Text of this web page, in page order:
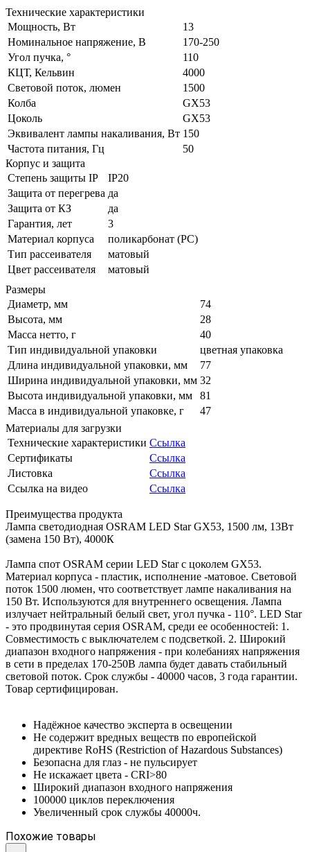
Технические характеристики
Мощность, Вт
13
Номинальное напряжение, В
170-250
Угол пучка, °
110
КЦТ, Кельвин
4000
Световой поток, люмен
1500
Колба
GX53
Цоколь
GX53
Эквивалент лампы накаливания, Вт 150
Частота питания, Гц
50
Корпус и защита
Степень защиты IP
IP20
Защита от перегрева да
Защита от КЗ
да
Гарантия, лет
3
Материал корпуса
поликарбонат (PC)
Тип рассеивателя
матовый
Цвет рассеивателя
матовый
Размеры
Диаметр, мм
74
Высота, мм
28
Масса нетто, г
40
Тип индивидуальной упаковки
цветная упаковка
Длина индивидуальной упаковки, мм
77
Ширина индивидуальной упаковки, мм 32
Высота индивидуальной упаковки, мм
81
Масса в индивидуальной упаковке, г
47
Материалы для загрузки
Технические характеристики Ссылка
Сертификаты
Ссылка
Листовка
Ссылка
Ссылка на видео
Ссылка
Преимущества продукта
Лампа светодиодная OSRAM LED Star GX53, 1500 лм, 13Вт
(замена 150 Вт), 4000К
Лампа спот OSRAM серии LED Star с цоколем GX53.
Материал корпуса - пластик, исполнение -матовое. Световой
поток 1500 люмен, что соответствует лампе накаливания на
150 Вт. Используются для внутреннего освещения. Лампа
излучает нейтральный белый свет, угол пучка - 110°. LED Star
- это продвинутая серия OSRAM, среди ее особенностей: 1.
Совместимость с выключателем с подсветкой. 2. Широкий
диапазон входного напряжения - при колебаниях напряжения
в сети в пределах 170-250В лампа будет давать стабильный
световой поток. Срок службы - 40000 часов, 3 года гарантии.
Товар сертифицирован.
Надёжное качество эксперта в освещении
Не содержит вредных веществ по европейской
директиве RoHS (Restriction of Hazardous Substances)
Безопасна для глаз - не пульсирует
Не искажает цвета - CRI>80
Широкий диапазон входного напряжения
100000 циклов переключения
Увеличенный срок службы 40000ч.
Похожие товары